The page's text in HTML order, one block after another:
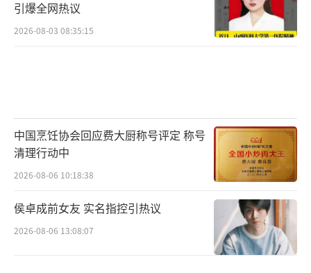
引爆全网热议
2026-08-03 08:35:15
中国烹饪协会回应费大厨称号评定 称号
清理行动中
2026-08-06 10:18:38
侯卓成前女友 实名指控引热议
2026-08-06 13:08:07